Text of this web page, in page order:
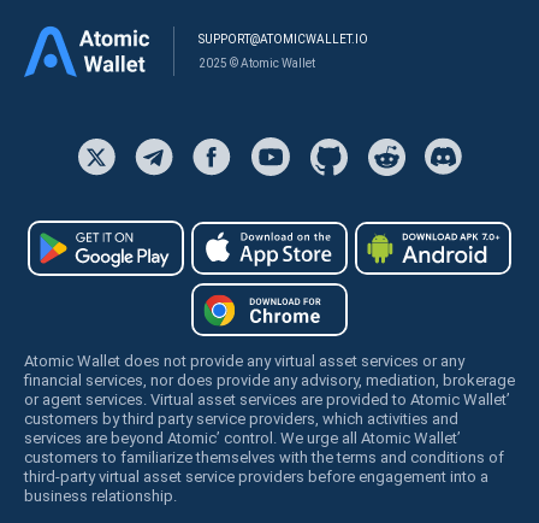
SUPPORT@ATOMICWALLET.IO
2025 © Atomic Wallet
Atomic Wallet does not provide any virtual asset services or any
financial services, nor does provide any advisory, mediation, brokerage
or agent services. Virtual asset services are provided to Atomic Wallet’
customers by third party service providers, which activities and
services are beyond Atomic’ control. We urge all Atomic Wallet’
customers to familiarize themselves with the terms and conditions of
third-party virtual asset service providers before engagement into a
business relationship.